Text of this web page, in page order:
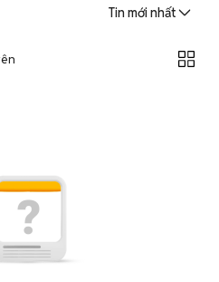
nhau trực tiếp giúp bạn có thời
Tin mới nhất